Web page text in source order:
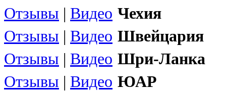
Отзывы | Видео Чехия
Отзывы | Видео Швейцария
Отзывы | Видео Шри-Ланка
Отзывы | Видео ЮАР